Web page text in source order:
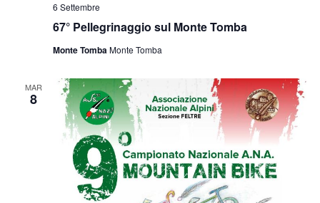
67° Pellegrinaggio sul Monte Tomba
6 Settembre
Monte TombaMonte Tomba
MAR
8